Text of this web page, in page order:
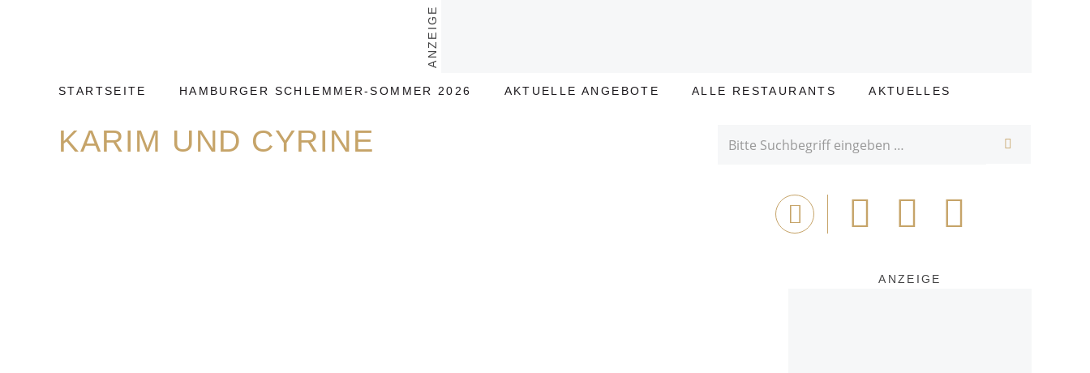
ANZEIGE
STARTSEITE HAMBURGER SCHLEMMER-SOMMER 2026 AKTUELLE ANGEBOTE ALLE RESTAURANTS AKTUELLES
KARIM UND CYRINE
Drucken
Bei
Facebook
teilen
Tweet
ANZEIGE